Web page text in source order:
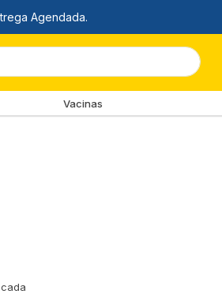
Vacinas
cada